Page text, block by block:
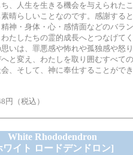
、人生を生きる機会を与えられた
晴らしいことなのです。感謝する
神・身体・心・感情面などのバラ
たしたちの霊的成長へとつなげて
いは、罪悪感や怖れや孤独感や怒
と変え、わたしを取り囲むすべて
、そして、神に奉仕することがで
（税込）
White Rhododendron
ワイト ロードデンドロン]